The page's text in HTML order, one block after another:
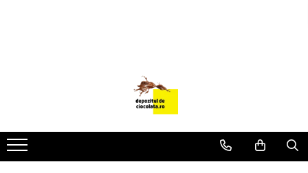
GLAZURI, UMPLUTURI, CREME
USTENSILE SI FORME SILICON